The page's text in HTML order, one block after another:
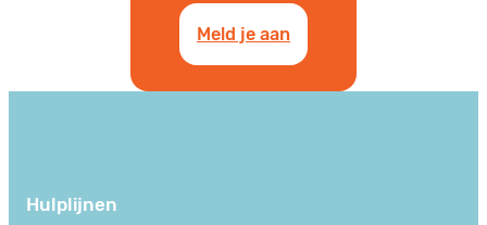
Meld je aan
Hulplijnen